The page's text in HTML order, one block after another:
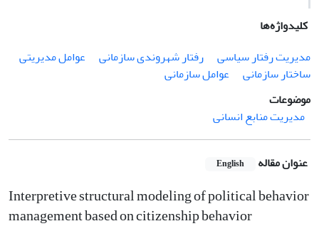
کلیدواژه‌ها
مدیریت رفتار سیاسی
رفتار شهروندی سازمانی
عوامل مدیریتی
ساختار سازمانی
عوامل سازمانی
موضوعات
مدیریت منابع انسانی
عنوان مقاله English
Interpretive structural modeling of political behavior
management based on citizenship behavior